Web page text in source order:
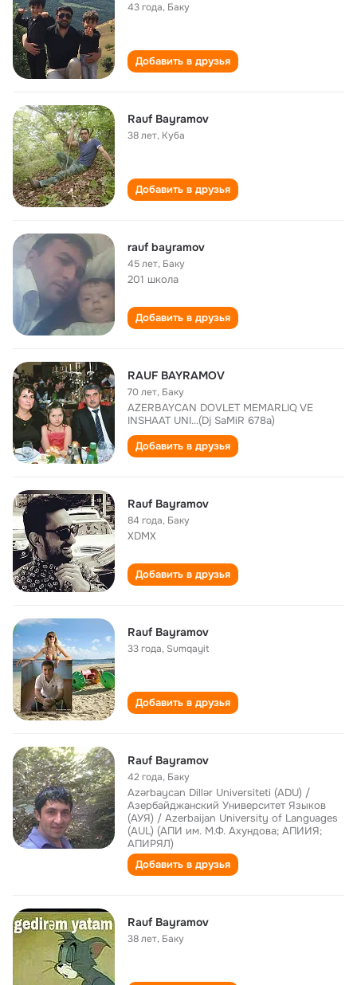
43 года, Баку
Добавить в друзья
Rauf Bayramov
38 лет, Куба
Добавить в друзья
rauf bayramov
45 лет, Баку
201 школа
Добавить в друзья
RAUF BAYRAMOV
70 лет, Баку
AZERBAYCAN DOVLET MEMARLIQ VE
INSHAAT UNI...(Dj SaMiR 678a)
Добавить в друзья
Rauf Bayramov
84 года, Баку
XDMX
Добавить в друзья
Rauf Bayramov
33 года, Sumqayit
Добавить в друзья
Rauf Bayramov
42 года, Баку
Azərbaycan Dillər Universiteti (ADU) /
Азербайджанский Университет Языков
(АУЯ) / Azerbaijan University of Languages
(AUL) (АПИ им. М.Ф. Ахундова; АПИИЯ;
АПИРЯЛ)
Добавить в друзья
Rauf Bayramov
38 лет, Баку